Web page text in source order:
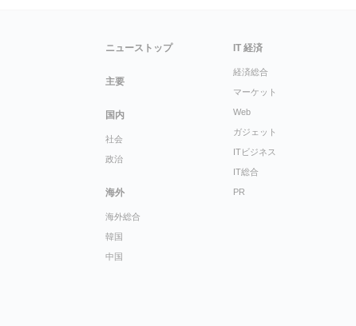
ニューストップ
主要
国内
社会
政治
海外
海外総合
韓国
中国
IT 経済
経済総合
マーケット
Web
ガジェット
ITビジネス
IT総合
PR